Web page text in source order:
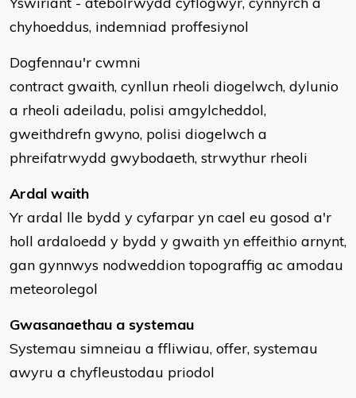
chyhoeddus, indemniad proffesiynol
Dogfennau'r cwmni
contract gwaith, cynllun rheoli diogelwch, dylunio
a rheoli adeiladu, polisi amgylcheddol,
gweithdrefn gwyno, polisi diogelwch a
phreifatrwydd gwybodaeth, strwythur rheoli
Ardal waith
Yr ardal lle bydd y cyfarpar yn cael eu gosod a'r
holl ardaloedd y bydd y gwaith yn effeithio arnynt,
gan gynnwys nodweddion topograffig ac amodau
meteorolegol
Gwasanaethau a systemau
Systemau simneiau a ffliwiau, offer, systemau
awyru a chyfleustodau priodol